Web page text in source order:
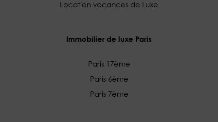
Location vacances de Luxe
Immobilier de luxe Paris
Paris 17ème
Paris 6ème
Paris 7ème